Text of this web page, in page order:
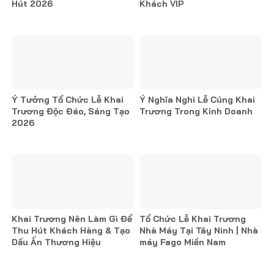
Hút 2026
Khách VIP
Ý Tưởng Tổ Chức Lễ Khai
Trương Độc Đáo, Sáng Tạo
2026
Ý Nghĩa Nghi Lễ Cúng Khai
Trương Trong Kinh Doanh
Khai Trương Nên Làm Gì Để
Thu Hút Khách Hàng & Tạo
Dấu Ấn Thương Hiệu
Tổ Chức Lễ Khai Trương
Nhà Máy Tại Tây Ninh | Nhà
máy Fago Miền Nam